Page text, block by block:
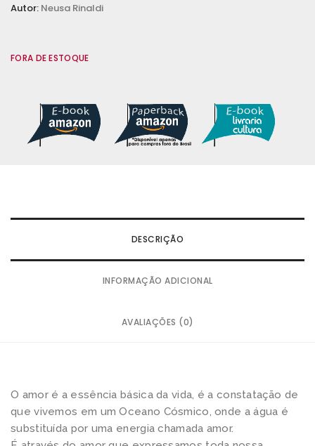
Autor: Neusa Rinaldi
FORA DE ESTOQUE
DESCRIÇÃO
INFORMAÇÃO ADICIONAL
AVALIAÇÕES (0)
O amor é a essência básica da vida, é a constatação de
que vivemos em um Oceano Cósmico, onde a água é
substituída por uma energia chamada amor.